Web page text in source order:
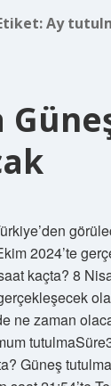
Ay
2024’te
kaçta? 8
ne zaman
Güneş